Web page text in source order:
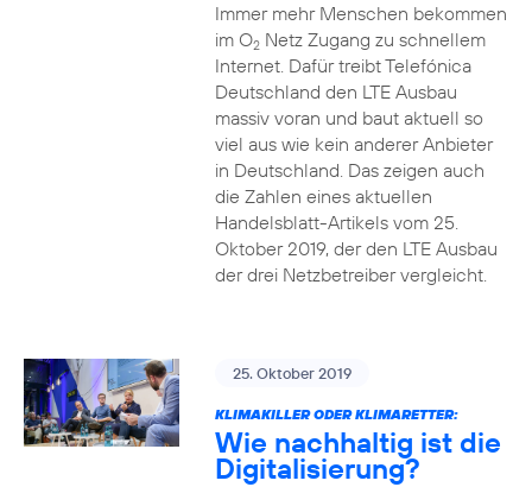
Immer mehr Menschen bekommen
im O2Netz Zugang zu schnellem
Internet. Dafür treibt Telefónica
Deutschland den LTE Ausbau
massiv voran und baut aktuell so
viel aus wie kein anderer Anbieter
in Deutschland. Das zeigen auch
die Zahlen eines aktuellen
Handelsblatt-Artikels vom 25.
Oktober 2019, der den LTE Ausbau
der drei Netzbetreiber vergleicht.
25. Oktober 2019
KLIMAKILLER ODER KLIMARETTER:
Wie nachhaltig ist die
Digitalisierung?